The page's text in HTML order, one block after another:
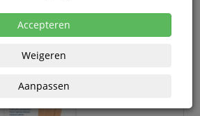
Accepteren
Weigeren
Aanpassen